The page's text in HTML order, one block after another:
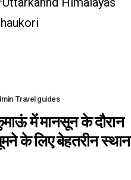
Travel guides
में मानसून के दौरान
के लिए बेहतरीन स्थान